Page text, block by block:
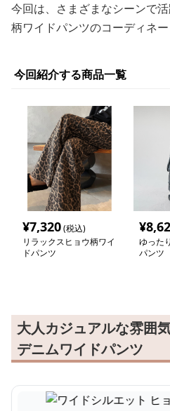
今回は、さまざまなシーンで
柄ワイドパンツのコーディネー
今回紹介する商品一覧
¥7,320(税込)
リラックスヒョウ柄ワイ
ドパンツ
¥
ゆった
パンツ
大人カジュアルな雰囲
デニムワイドパンツ